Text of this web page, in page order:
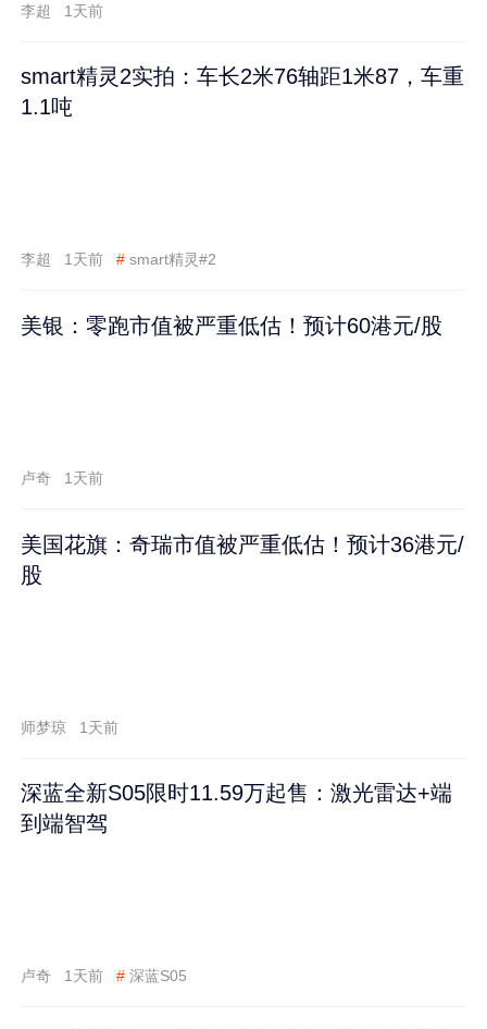
李超 1天前
smart精灵2实拍：车长2米76轴距1米87，车重
1.1吨
李超 1天前 # smart精灵#2
美银：零跑市值被严重低估！预计60港元/股
卢奇 1天前
美国花旗：奇瑞市值被严重低估！预计36港元/
股
师梦琼 1天前
深蓝全新S05限时11.59万起售：激光雷达+端
到端智驾
卢奇 1天前 # 深蓝S05